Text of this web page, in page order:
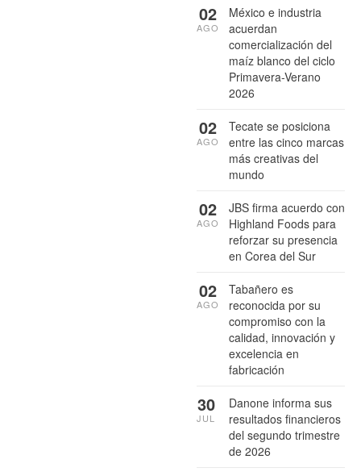
México e industria
acuerdan
comercialización del
maíz blanco del ciclo
Primavera-Verano
2026
02
AGO
Tecate se posiciona
entre las cinco marcas
más creativas del
mundo
02
AGO
JBS firma acuerdo con
Highland Foods para
reforzar su presencia
en Corea del Sur
02
AGO
Tabañero es
reconocida por su
compromiso con la
calidad, innovación y
excelencia en
fabricación
02
AGO
Danone informa sus
resultados financieros
del segundo trimestre
de 2026
30
JUL